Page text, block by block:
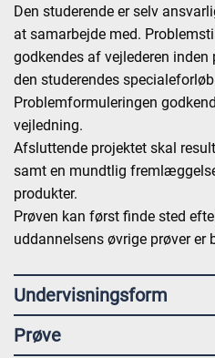
Den studerende er selv
at samarbejde med.
godkendes af vejlederen inden
den studerendes
Problemformuleringen
vejledning.
Afsluttende projektet skal
samt en mundtlig
produkter.
Prøven kan først finde sted
uddannelsens øvrige prøver er
Undervisningsform
Prøve